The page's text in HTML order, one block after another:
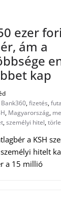
ezer
ám a
kap
Bank360,fizetés,
, Magyarország,
,személyi hitel,
a KSH
hitelt
a 15 millió